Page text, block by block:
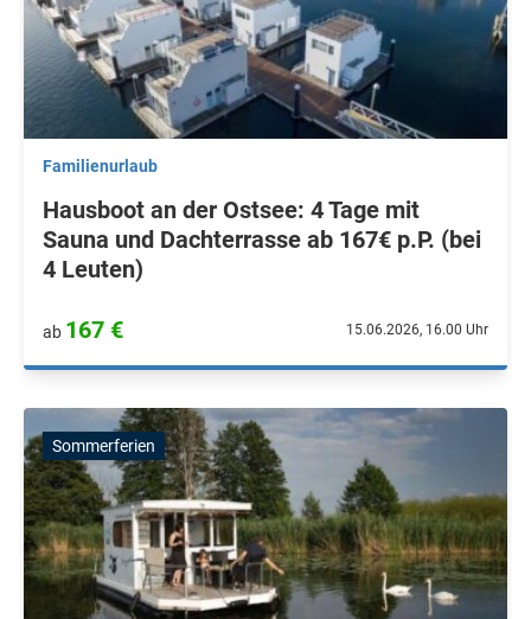
Familienurlaub
Hausboot an der Ostsee: 4 Tage mit
Sauna und Dachterrasse ab 167€ p.P. (bei
4 Leuten)
ab 167 € 15.06.2026, 16.00 Uhr
Sommerferien